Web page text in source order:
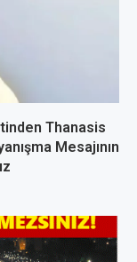
Thanasis
Mesajının